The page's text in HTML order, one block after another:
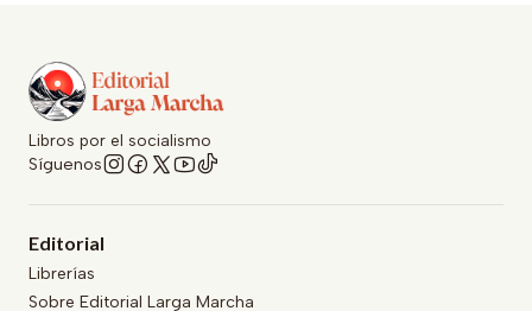
Libros por el socialismo
Síguenos
Editorial
Librerías
Sobre Editorial Larga Marcha